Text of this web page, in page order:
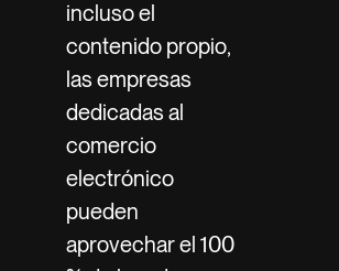
incluso el
contenido propio,
las empresas
dedicadas al
comercio
electrónico
pueden
aprovechar el 100